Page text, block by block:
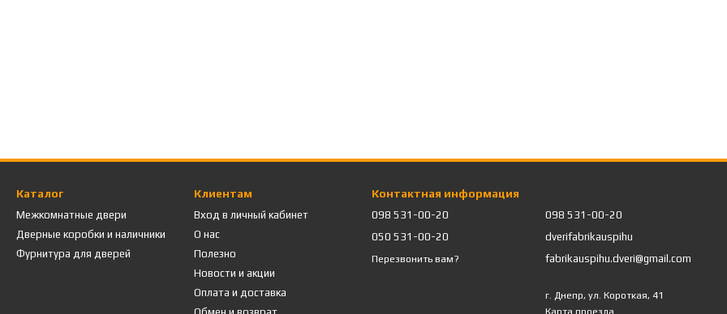
Каталог
Межкомнатные двери
Дверные коробки и наличники
Фурнитура для дверей
Клиентам
Вход в личный кабинет
О нас
Полезно
Новости и акции
Оплата и доставка
Контактная информация
098 531-00-20
050 531-00-20
Перезвонить вам?
098 531-00-20
dverifabrikauspihu
fabrikauspihu.dveri@gmail.com
г. Днепр, ул. Короткая, 41